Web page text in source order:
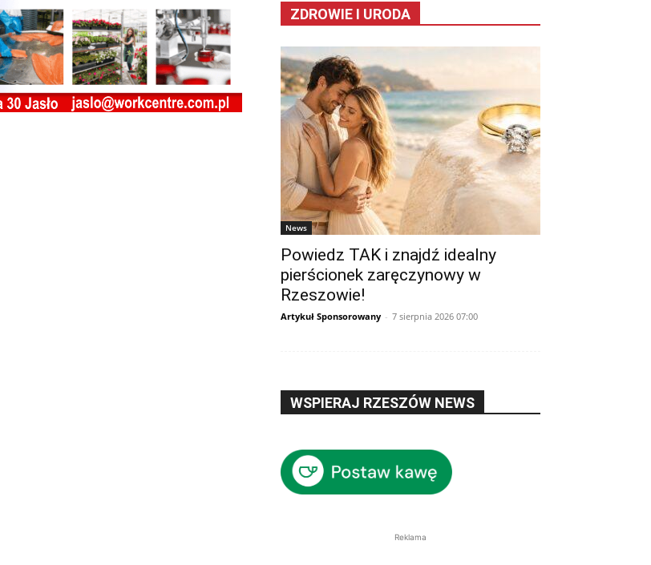
ZDROWIE I URODA
News
Powiedz TAK i znajdź idealny
pierścionek zaręczynowy w
Rzeszowie!
Artykuł Sponsorowany - 7 sierpnia 2026 07:00
WSPIERAJ RZESZÓW NEWS
Reklama